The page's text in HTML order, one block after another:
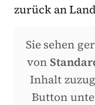
zurück an
Sie sehen
von
Inhalt
Button